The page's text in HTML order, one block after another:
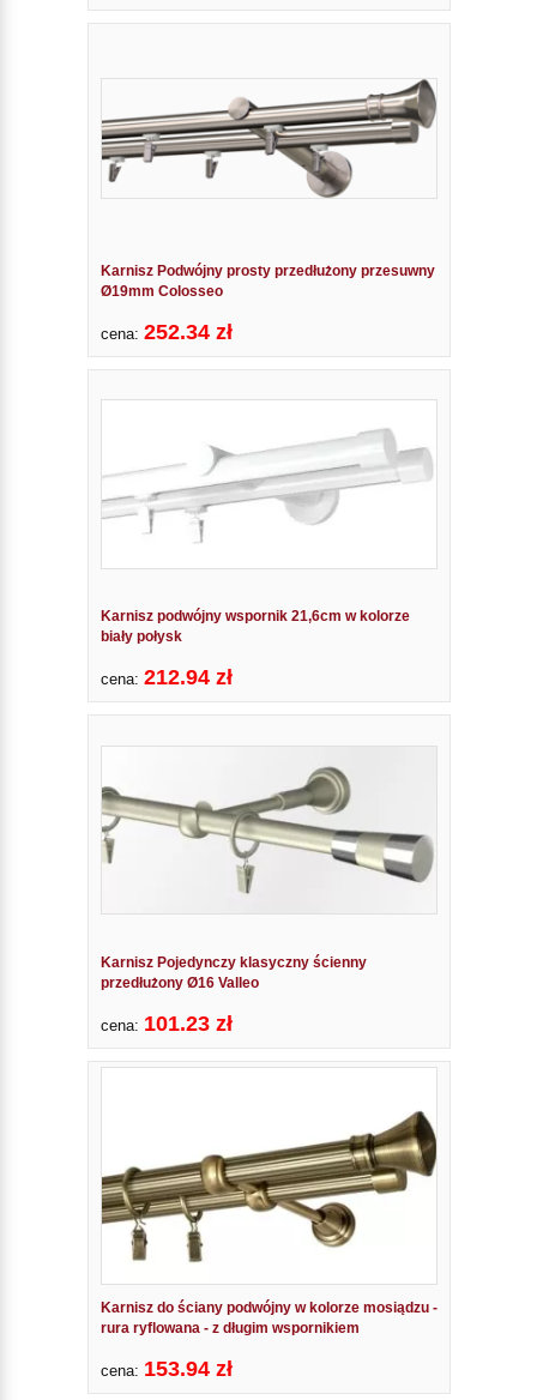
Karnisz Podwójny prosty przedłużony przesuwny
Ø19mm Colosseo
cena: 252.34 zł
Karnisz podwójny wspornik 21,6cm w kolorze
biały połysk
cena: 212.94 zł
Karnisz Pojedynczy klasyczny ścienny
przedłużony Ø16 Valleo
cena: 101.23 zł
Karnisz do ściany podwójny w kolorze mosiądzu -
rura ryflowana - z długim wspornikiem
cena: 153.94 zł